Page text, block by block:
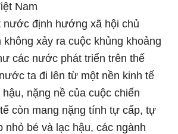
Nam
nước định hướng xã hội chủ
không xảy ra cuộc khủng khoảng
các nước phát triển trên thế
ta đi lên từ một nền kinh tế
nặng nề của cuộc chiến
còn mang nặng tính tự cấp, tự
nhỏ bé và lạc hậu, các ngành